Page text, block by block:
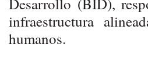
infraestructura
humanos.